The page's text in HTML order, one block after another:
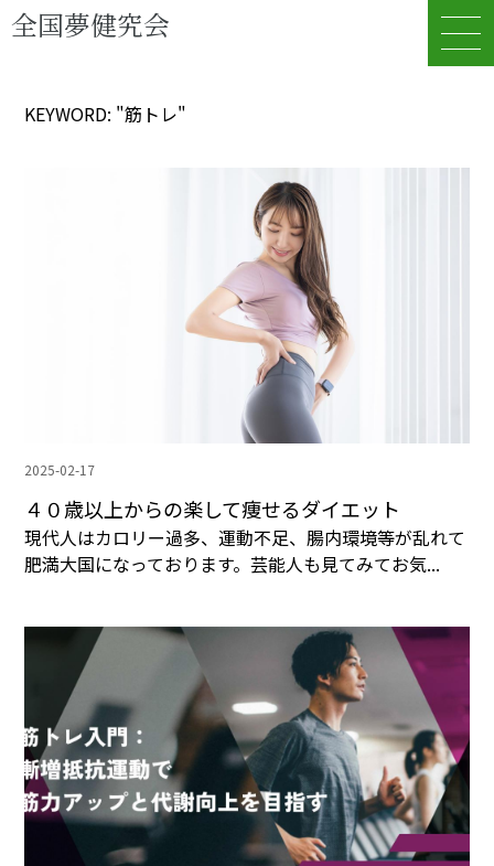
全国夢健究会
KEYWORD: "筋トレ"
2025-02-17
４０歳以上からの楽して痩せるダイエット
現代人はカロリー過多、運動不足、腸内環境等が乱れて
肥満大国になっております。芸能人も見てみてお気...